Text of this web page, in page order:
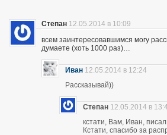
Степан 12.05.2014 в 10:09
всем заинтересовавшимся могу
думаете (хоть 1000 раз)…
Иван 12.05.2014 в 12:24
Рассказывай))
Степан 12.05.2014 в
кстати, Вам, Иван,
Кстати, спасибо за